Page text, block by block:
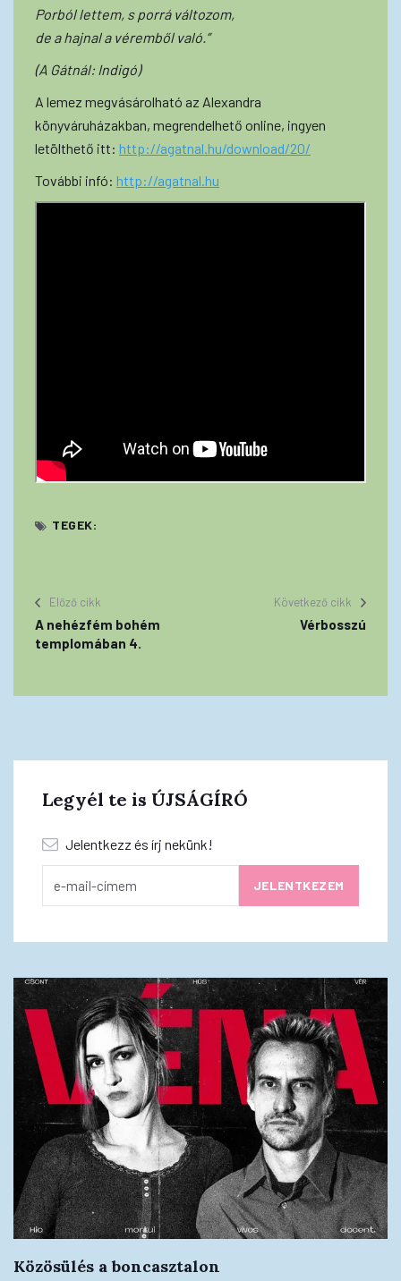
Porból lettem, s porrá változom,
de a hajnal a véremből való.”
(A Gátnál: Indigó)
A lemez megvásárolható az Alexandra
könyváruházakban, megrendelhető online, ingyen
letölthető itt: http://agatnal.hu/download/20/
További infó: http://agatnal.hu
TEGEK:
Előző cikk
A nehézfém bohém
templomában 4.
Következő cikk
Vérbosszú
Legyél te is ÚJSÁGÍRÓ
Jelentkezz és írj nekünk!
Közösülés a boncasztalon